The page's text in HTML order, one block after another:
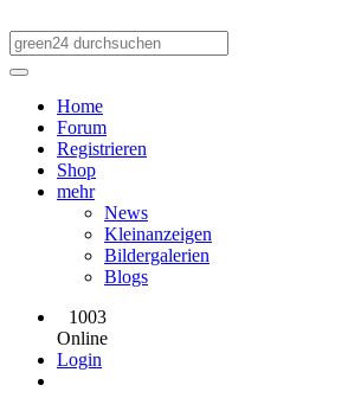
Home
Forum
Registrieren
Shop
mehr
News
Kleinanzeigen
Bildergalerien
Blogs
1003
Online
Login